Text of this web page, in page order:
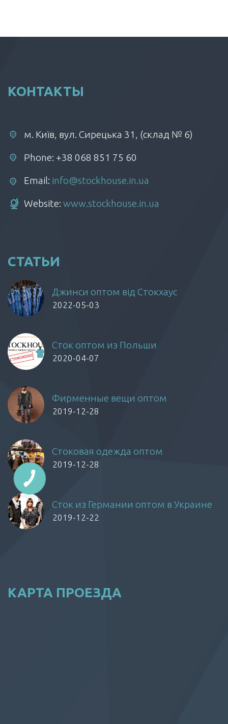
КОНТАКТЫ
м. Київ, вул. Сирецька 31, (склад № 6)
Phone: +38 068 851 75 60
Email: info@stockhouse.in.ua
Website: www.stockhouse.in.ua
СТАТЬИ
Джинси оптом від Стокхаус
2022-05-03
Сток оптом из Польши
2020-04-07
Фирменные вещи оптом
2019-12-28
Стоковая одежда оптом
2019-12-28
Сток из Германии оптом в Украине
2019-12-22
КАРТА ПРОЕЗДА